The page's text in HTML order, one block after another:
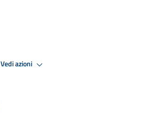
Vedi azioni